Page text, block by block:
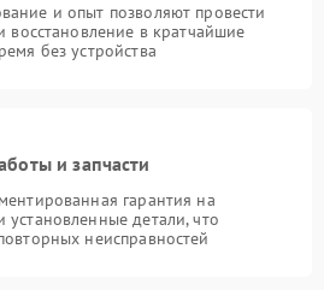
и опыт позволяют провести
восстановление в кратчайшие
без устройства
и запчасти
гарантия на
детали, что
неисправностей